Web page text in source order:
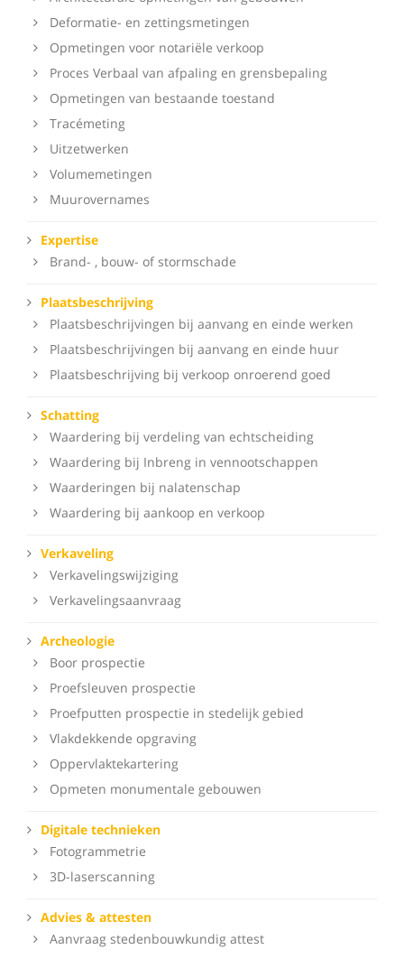
Deformatie- en zettingsmetingen
Opmetingen voor notariële verkoop
Proces Verbaal van afpaling en grensbepaling
Opmetingen van bestaande toestand
Tracémeting
Uitzetwerken
Volumemetingen
Muurovernames
Expertise
Brand- , bouw- of stormschade
Plaatsbeschrijving
Plaatsbeschrijvingen bij aanvang en einde werken
Plaatsbeschrijvingen bij aanvang en einde huur
Plaatsbeschrijving bij verkoop onroerend goed
Schatting
Waardering bij verdeling van echtscheiding
Waardering bij Inbreng in vennootschappen
Waarderingen bij nalatenschap
Waardering bij aankoop en verkoop
Verkaveling
Verkavelingswijziging
Verkavelingsaanvraag
Archeologie
Boor prospectie
Proefsleuven prospectie
Proefputten prospectie in stedelijk gebied
Vlakdekkende opgraving
Oppervlaktekartering
Opmeten monumentale gebouwen
Digitale technieken
Fotogrammetrie
3D-laserscanning
Advies & attesten
Aanvraag stedenbouwkundig attest